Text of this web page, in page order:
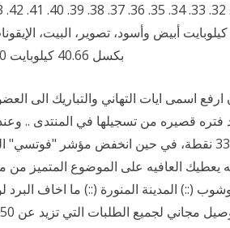
الحاسوبية، رمز، رمز البيت PNG 996x980 بكسل 40.66 كيلوبايت
اسمى ايات التهاني والتباريك الى
يعطيك العافيه على الموضوع المتميز
(::) المدينة المنورة (::) ما اخاف